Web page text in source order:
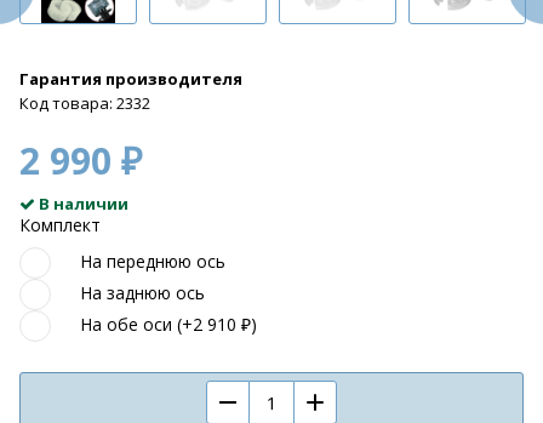
Гарантия производителя
Код товара: 2332
2 990 ₽
В наличии
Комплект
На переднюю ось
На заднюю ось
На обе оси (+2 910 ₽)